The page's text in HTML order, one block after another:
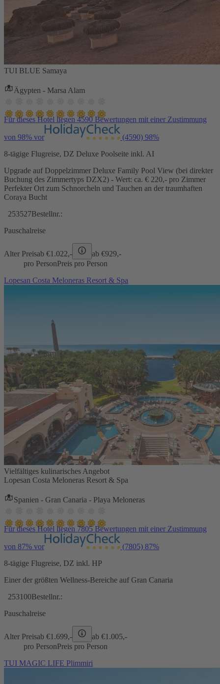
TUI BLUE Samaya
Ägypten - Marsa Alam
Für dieses Hotel liegen 4590 Bewertungen mit einer Zustimmung
von 98% vor (4590) 98%
8-tägige Flugreise, DZ Deluxe Poolseite inkl. AI
Upgrade auf Doppelzimmer Deluxe Family Pool View (bei direkter
Buchung des Zimmertyps DZX2) - Wert: ca. € 220,- pro Zimmer
Perfekter Ort zum Schnorcheln und Tauchen an der traumhaften
Coraya Bucht
253527Bestellnr.:
Pauschalreise
Alter Preisab €1.022,- ab €929,-
pro PersonPreis pro Person
Lopesan Costa Meloneras Resort & Spa
Vielfältiges kulinarisches Angebot
Lopesan Costa Meloneras Resort & Spa
Spanien - Gran Canaria - Playa Meloneras
Für dieses Hotel liegen 7805 Bewertungen mit einer Zustimmung
von 87% vor (7805) 87%
8-tägige Flugreise, DZ inkl. HP
Einer der größten Wellness-Bereiche auf Gran Canaria
253100Bestellnr.:
Pauschalreise
Alter Preisab €1.699,- ab €1.005,-
pro PersonPreis pro Person
TUI MAGIC LIFE Plimmiri